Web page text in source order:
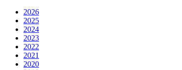
2026
2025
2024
2023
2022
2021
2020